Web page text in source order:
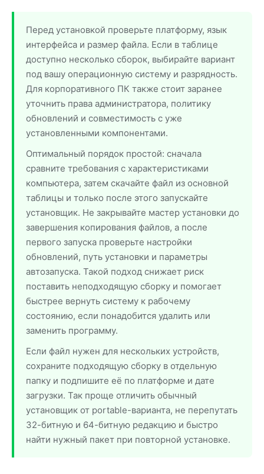
Перед установкой проверьте платформу, язык
интерфейса и размер файла. Если в таблице
доступно несколько сборок, выбирайте вариант
под вашу операционную систему и разрядность.
Для корпоративного ПК также стоит заранее
уточнить права администратора, политику
обновлений и совместимость с уже
установленными компонентами.
Оптимальный порядок простой: сначала
сравните требования с характеристиками
компьютера, затем скачайте файл из основной
таблицы и только после этого запускайте
установщик. Не закрывайте мастер установки до
завершения копирования файлов, а после
первого запуска проверьте настройки
обновлений, путь установки и параметры
автозапуска. Такой подход снижает риск
поставить неподходящую сборку и помогает
быстрее вернуть систему к рабочему
состоянию, если понадобится удалить или
заменить программу.
Если файл нужен для нескольких устройств,
сохраните подходящую сборку в отдельную
папку и подпишите её по платформе и дате
загрузки. Так проще отличить обычный
установщик от portable-варианта, не перепутать
32-битную и 64-битную редакцию и быстро
найти нужный пакет при повторной установке.